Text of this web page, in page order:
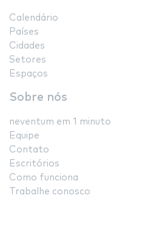
Calendário
Países
Cidades
Setores
Espaços
Sobre nós
neventum em 1 minuto
Equipe
Contato
Escritórios
Como funciona
Trabalhe conosco